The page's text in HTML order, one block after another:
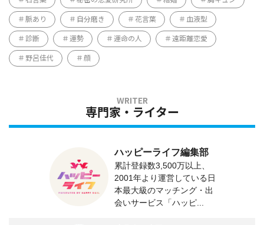
脈あり 自分磨き 花言葉 血液型
診断 運勢 運命の人 遠距離恋愛
野呂佳代 顔
専門家・ライター
ハッピーライフ編集部
累計登録数3,500万以上、
2001年より運営している日
本最大級のマッチング・出
会いサービス「ハッピ...